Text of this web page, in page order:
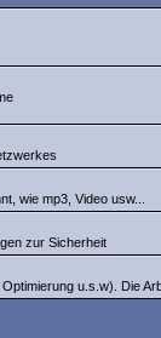
wie mp3, Video usw...
zur Sicherheit
u.s.w). Die